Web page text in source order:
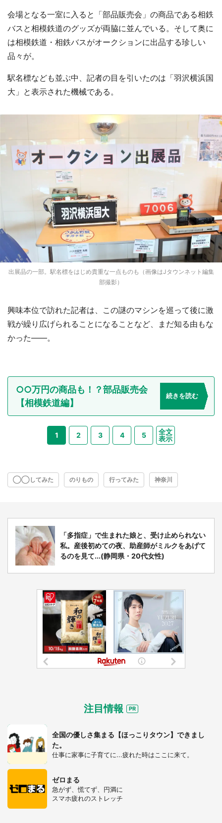
会場となる一室に入ると「部品販売会」の商品である相鉄
バスと相模鉄道のグッズが両脇に並んでいる。そして奥に
は相模鉄道・相鉄バスがオークションに出品する珍しい
品々が。
駅名標なども並ぶ中、記者の目を引いたのは「羽沢横浜国
大」と表示された機械である。
出展品の一部。駅名標をはじめ貴重な一点ものも（画像はJタウンネット編集
部撮影）
興味本位で訪れた記者は、この謎のマシンを巡って後に激
戦が繰り広げられることになることなど、まだ知る由もな
かった――。
○○万円の商品も！？部品販売会
【相模鉄道編】
続きを読む
1 2 3 4 5
全文
表示
◯◯してみた のりもの 行ってみた 神奈川
「多指症」で生まれた娘と、受け止められない
私。産後初めての夜、助産師がミルクをあげて
るのを見て...(静岡県・20代女性)
注目情報
全国の優しさ集まる【ほっこりタウン】できまし
た。
仕事に家事に子育てに...疲れた時はここに来て。
ゼロまる
急がず、慌てず、円満に
スマホ疲れのストレッチ